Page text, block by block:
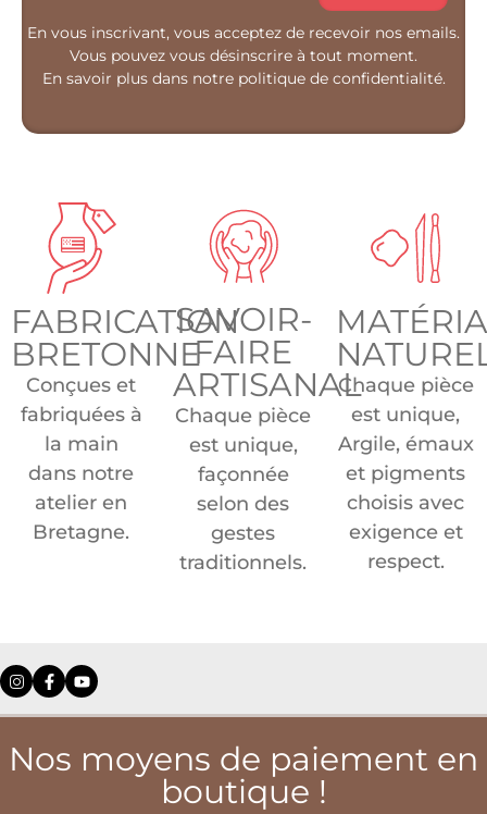
En vous inscrivant, vous acceptez de recevoir nos emails.
Vous pouvez vous désinscrire à tout moment.
En savoir plus dans notre politique de confidentialité.
FABRICATION
BRETONNE
Conçues et
fabriquées à
la main
dans notre
atelier en
Bretagne.
SAVOIR-
FAIRE
ARTISANAL
Chaque pièce
est unique,
façonnée
selon des
gestes
traditionnels.
Chaque pièce
est unique,
Argile, émaux
et pigments
choisis avec
exigence et
respect.
Nos moyens de paiement en
boutique !